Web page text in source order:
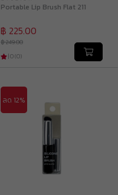
Portable Lip Brush Flat 211
฿ 225.00
฿ 249.00
|0(0)
ลด 12%